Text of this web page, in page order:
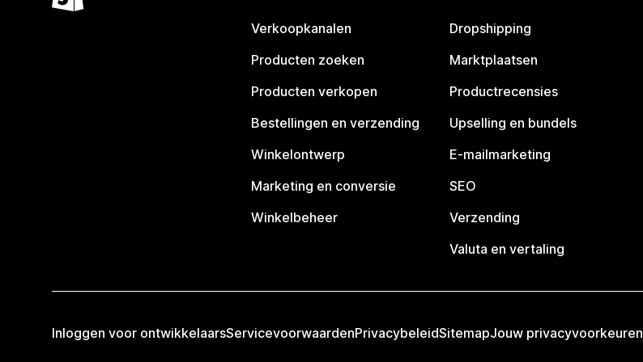
Verkoopkanalen
Producten zoeken
Producten verkopen
Bestellingen en verzending
Winkelontwerp
Marketing en conversie
Winkelbeheer
Dropshipping
Marktplaatsen
Productrecensies
Upselling en bundels
E-mailmarketing
SEO
Verzending
Valuta en vertaling
Inloggen voor ontwikkelaarsServicevoorwaardenPrivacybeleidSitemapJouw privacyvoorkeuren